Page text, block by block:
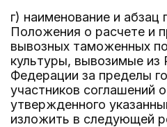
г) наименование и абзац
Положения о расчете и
вывозных таможенных
культуры, вывозимые из
Федерации за пределы
участников соглашений
утвержденного
изложить в следующей